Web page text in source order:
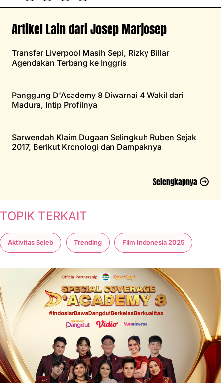
Artikel Lain dari Josep Marjosep
Transfer Liverpool Masih Sepi, Rizky Billar
Agendakan Terbang ke Inggris
Panggung D'Academy 8 Diwarnai 4 Wakil dari
Madura, Intip Profilnya
Sarwendah Klaim Dugaan Selingkuh Ruben Sejak
2017, Berikut Kronologi dan Dampaknya
Selengkapnya
TOPIK TERKAIT
Aktivitas Seleb Trending Film Indonesia 2025